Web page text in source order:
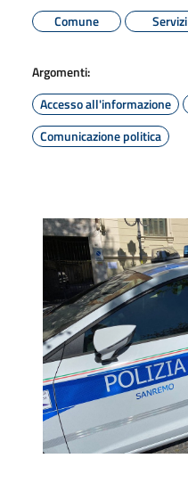
Comune
Servizi
Argomenti:
Accesso all'informazione
Comunicazione politica